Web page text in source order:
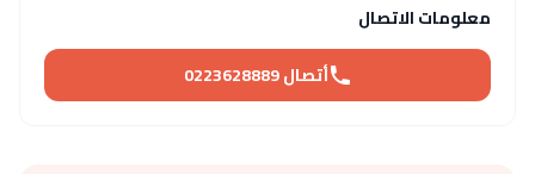
معلومات الاتصال
أتصال 0223628889